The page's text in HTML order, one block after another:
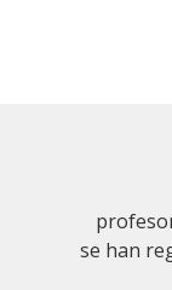
se han